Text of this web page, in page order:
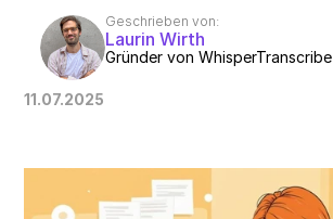
11.07.2025
Geschrieben von:
Laurin Wirth
Gründer von WhisperTranscribe